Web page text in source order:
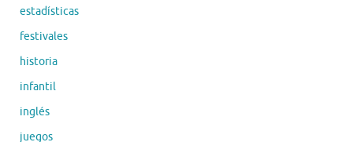
estadísticas
festivales
historia
infantil
inglés
juegos